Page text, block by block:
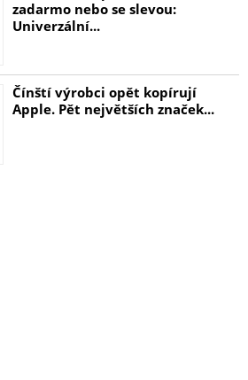
zadarmo nebo se slevou:
Univerzální...
Čínští výrobci opět kopírují
Apple. Pět největších značek...